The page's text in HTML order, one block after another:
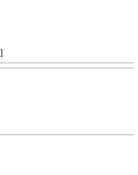
]